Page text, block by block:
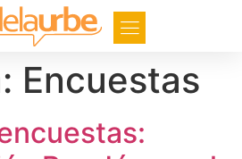
Encuestas